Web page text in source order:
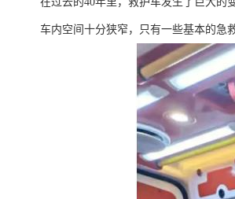
车内空间十分狭窄，只有一些基本的急